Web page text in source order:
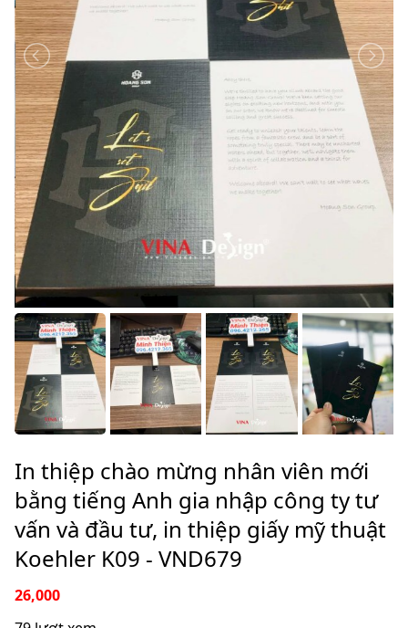
In thiệp chào mừng nhân viên mới
bằng tiếng Anh gia nhập công ty tư
vấn và đầu tư, in thiệp giấy mỹ thuật
Koehler K09 - VND679
26,000